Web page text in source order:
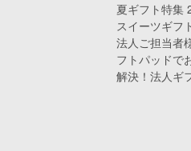
夏ギフト特集
スイーツギフ
法人ご担当者
フトパッドで
解決！法人ギ